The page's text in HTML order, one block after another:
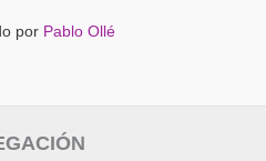
por Pablo Ollé